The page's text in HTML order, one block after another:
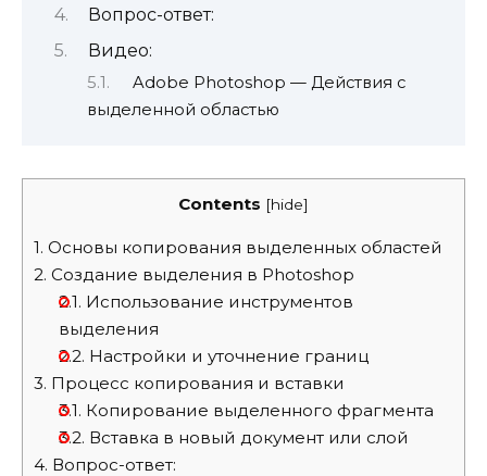
Вопрос-ответ:
Видео:
Adobe Photoshop — Действия с
выделенной областью
Contents [hide]
1. Основы копирования выделенных областей
2. Создание выделения в Photoshop
2.1. Использование инструментов
выделения
2.2. Настройки и уточнение границ
3. Процесс копирования и вставки
3.1. Копирование выделенного фрагмента
3.2. Вставка в новый документ или слой
4. Вопрос-ответ: